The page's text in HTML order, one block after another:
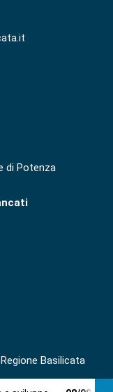
di Potenza
Basilicata